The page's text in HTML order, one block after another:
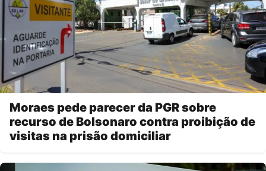
Moraes pede parecer da PGR sobre
recurso de Bolsonaro contra proibição de
visitas na prisão domiciliar